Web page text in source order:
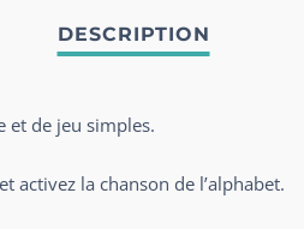
et de jeu simples.
activez la chanson de l’alphabet.